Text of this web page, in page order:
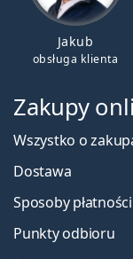
Jakub
obsługa klienta
Zakupy
Wszystko o
Dostawa
Sposoby płatności
Punkty odbioru